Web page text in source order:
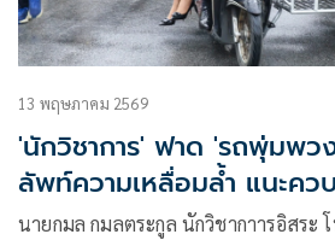
13 พฤษภาคม 2569
'นักวิชาการ' ฟาด 'รถพุ่มพว
ลัพท์ความเหลื่อมล้ำ แนะควบคุมการผูกขาด
สินค้า
นายกมล กมลตระกูล นักวิชากาารอิสระ โพสต์ข้อความผ่านเฟซบุ๊